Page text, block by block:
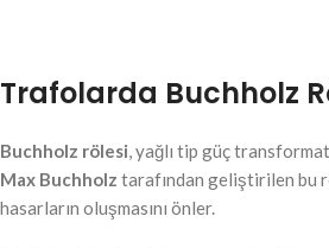
Trafolarda Buchholz
Buchholz rölesi, yağlı tip güç
Max Buchholz tarafından geliştirilen bu
hasarların oluşmasını önler.